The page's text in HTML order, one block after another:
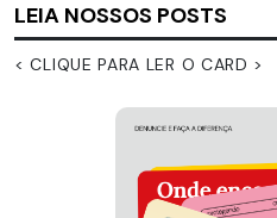
LEIA NOSSOS POSTS
< CLIQUE PARA LER O CARD >